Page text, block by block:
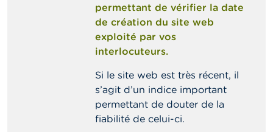
permettant de vérifier la date
de création du site web
exploité par vos
interlocuteurs.
Si le site web est très récent, il
s’agit d’un indice important
permettant de douter de la
fiabilité de celui-ci.